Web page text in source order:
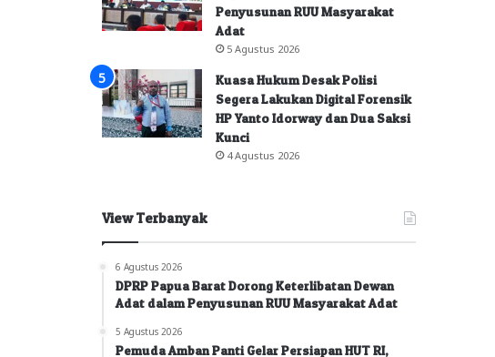
Penyusunan RUU Masyarakat
Adat
5 Agustus 2026
Kuasa Hukum Desak Polisi
Segera Lakukan Digital Forensik
HP Yanto Idorway dan Dua Saksi
Kunci
4 Agustus 2026
View Terbanyak
6 Agustus 2026
DPRP Papua Barat Dorong Keterlibatan Dewan
Adat dalam Penyusunan RUU Masyarakat Adat
5 Agustus 2026
Pemuda Amban Panti Gelar Persiapan HUT RI,